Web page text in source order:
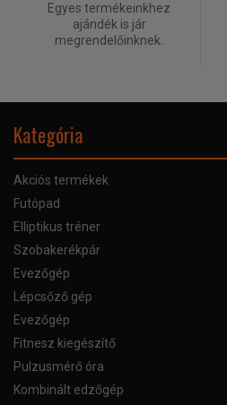
Egyes termékeinkhez
ajándék is jár
megrendelőinknek.
Kategória
Akciós termékek
Futópad
Elliptikus tréner
Szobakerékpár
Evezőgép
Lépcsőző gép
Evezőgép
Fitnesz kiegészítő
Pulzusmérő óra
Kombinált edzőgép